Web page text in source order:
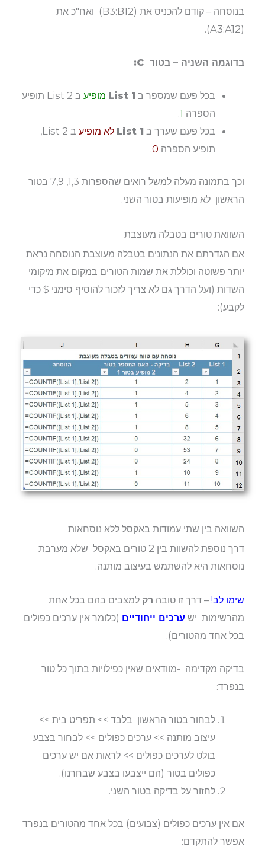
בנוסחה – קודם להכניס את (B3:B12) ואח"כ את
(A3:A12).
בדוגמה השניה – בטור C:
בכל פעם שמספר ב List 1 מופיע
ב List 2 תופיע
הספרה 1
.
בכל פעם שערך ב List 1 לא מופיע
ב List 2,
תופיע הספרה 0
.
וכך בתמונה מעלה למשל רואים שהספרות 1,3, 7,9 בטור
הראשון לא מופיעות בטור השני.
השוואת טורים בטבלה מעוצבת
אם הגדרתם את הנתונים בטבלה מעוצבת הנוסחה נראת
יותר פשוטה וכוללת את שמות הטורים במקום את מיקומי
השדות (ועל הדרך גם לא צריך לזכור להוסיף סימני $ כדי
לקבע):
השוואה בין שתי עמודות באקסל ללא נוסחאות
דרך נוספת להשוות בין 2 טורים באקסל שלא מערבת
נוסחאות היא להשתמש בעיצוב מותנה.
שימו לב!– דרך זו טובה רק למצבים בהם בכל אחת
מהרשימות יש ערכים ייחודיים (כלומר אין ערכים כפולים
בכל אחד מהטורים).
בדיקה מקדימה -מוודאים שאין כפילויות בתוך כל טור
בנפרד:
לבחור בטור הראשון בלבד >> תפריט בית >>
עיצוב מותנה >> ערכים כפולים >> לבחור בצבע
בולט לערכים כפולים >> לראות אם יש ערכים
כפולים בטור (הם ייצבעו בצבע שבחרנו).
לחזור על בדיקה בטור השני.
אם אין ערכים כפולים (צבועים) בכל אחד מהטורים בנפרד
אפשר להתקדם: